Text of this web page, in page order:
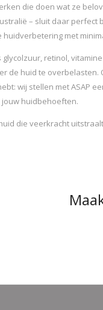
die doen wat ze
– sluit daar perfect
met
retinol,
de huid te overbelasten.
wij stellen met ASAP
huidbehoeften.
die veerkracht